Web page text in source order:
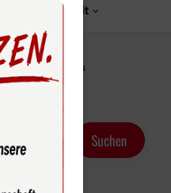
Fun & Freizeit
Kinderhaus